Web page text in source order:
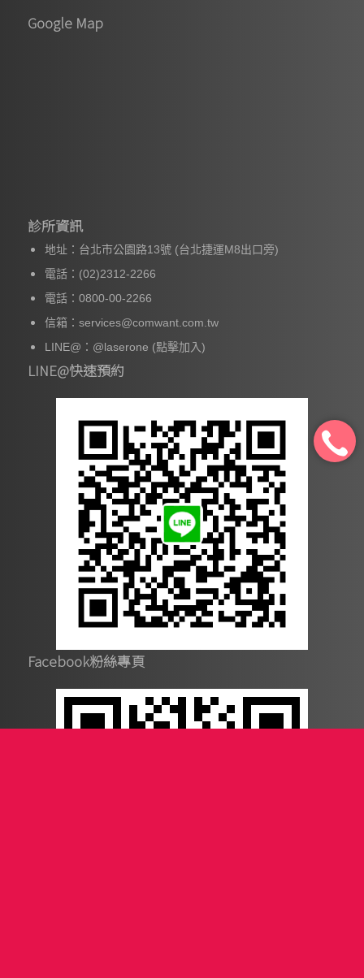
Google Map
診所資訊
地址：台北市公園路13號 (台北捷運M8出口旁)
電話：(02)2312-2266
電話：0800-00-2266
信箱：services@comwant.com.tw
LINE@： @laserone (點擊加入)
LINE@快速預約
Facebook粉絲專頁